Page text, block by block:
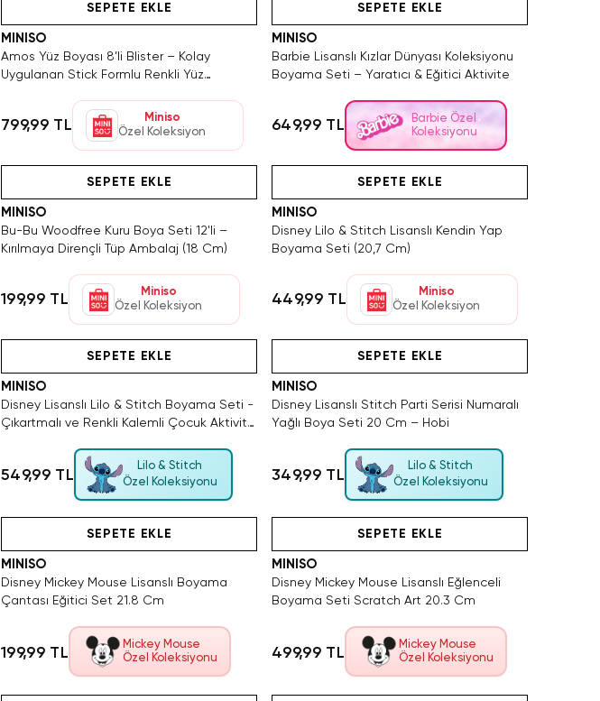
SEPETE EKLE
MINISO
Amos Yüz Boyası 8’li Blister – Kolay
Uygulanan Stick Formlu Renkli Yüz
799,99 TL
Miniso
Özel Koleksiyon
SEPETE EKLE
MINISO
Barbie Lisanslı Kızlar Dünyası Koleksiyonu
Boyama Seti – Yaratıcı & Eğitici Aktivite
649,99 TL
Barbie Özel
Koleksiyonu
SEPETE EKLE
MINISO
Bu-Bu Woodfree Kuru Boya Seti 12'li –
Kırılmaya Dirençli Tüp Ambalaj (18 Cm)
199,99 TL
Miniso
Özel Koleksiyon
SEPETE EKLE
MINISO
Disney Lilo & Stitch Lisanslı Kendin Yap
Boyama Seti (20,7 Cm)
449,99 TL
Miniso
Özel Koleksiyon
SEPETE EKLE
MINISO
Disney Lisanslı Lilo & Stitch Boyama Seti -
Çıkartmalı ve Renkli Kalemli Çocuk Aktivite
549,99 TL
Lilo & Stitch
Özel Koleksiyonu
SEPETE EKLE
MINISO
Disney Lisanslı Stitch Parti Serisi Numaralı
Yağlı Boya Seti 20 Cm – Hobi
349,99 TL
Lilo & Stitch
Özel Koleksiyonu
SEPETE EKLE
MINISO
Disney Mickey Mouse Lisanslı Boyama
Çantası Eğitici Set 21.8 Cm
199,99 TL
Mickey Mouse
Özel Koleksiyonu
SEPETE EKLE
MINISO
Disney Mickey Mouse Lisanslı Eğlenceli
Boyama Seti Scratch Art 20.3 Cm
499,99 TL
Mickey Mouse
Özel Koleksiyonu